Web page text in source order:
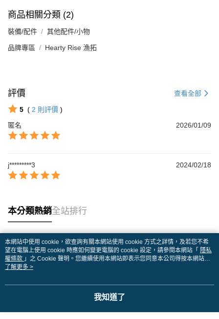
商品相關分類 (2)
裝備/配件 其他配件/小物
品牌專區 Hearty Rise 漁拓
評價 查看全部
5 ( 2 則評價 )
匿名
2026/01/09
j*********3 2024/02/18
本分類熱銷全站排行
熱門標籤
本網站中使用 cookie，欲查詢有關本網站使用 cookie 方式之詳情，及若您不希
望在電腦上使用 cookie 時應如何變更電腦的 cookie 設定，請參閱本網站「 隱私
權條款 」之 Cookie 聲明。您繼續使用本網站即表示您同意本公司得按本網站使
用條款之 Cookie 聲明使用 cookie。
了解更多 >
我知道了